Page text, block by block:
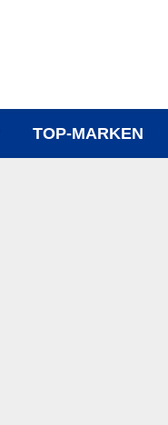
TOP-MARKEN